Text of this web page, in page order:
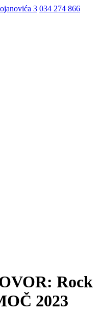
3 034 274 866
Rock
2023